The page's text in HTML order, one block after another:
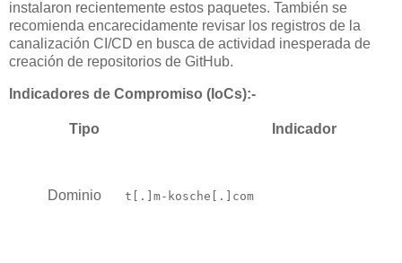
instalaron recientemente estos paquetes. También se
recomienda encarecidamente revisar los registros de la
canalización CI/CD en busca de actividad inesperada de
creación de repositorios de GitHub.
Indicadores de Compromiso (IoCs):-
Tipo Indicador
Dominio t[.]m-kosche[.]com